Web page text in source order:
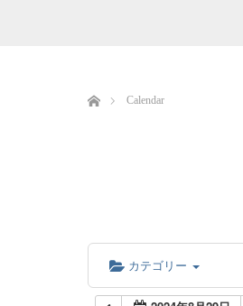
Calendar
カテゴリー